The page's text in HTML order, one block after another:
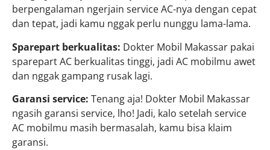
berpengalaman ngerjain service AC-nya dengan cepat
dan tepat, jadi kamu nggak perlu nunggu lama-lama.
Sparepart berkualitas: Dokter Mobil Makassar pakai
sparepart AC berkualitas tinggi, jadi AC mobilmu awet
dan nggak gampang rusak lagi.
Garansi service: Tenang aja! Dokter Mobil Makassar
ngasih garansi service, lho! Jadi, kalo setelah service
AC mobilmu masih bermasalah, kamu bisa klaim
garansi.